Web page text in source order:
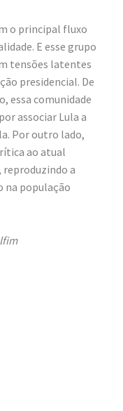
o principal fluxo
E esse grupo
tensões latentes
presidencial. De
essa comunidade
por associar Lula a
Por outro lado,
ao atual
a
na população